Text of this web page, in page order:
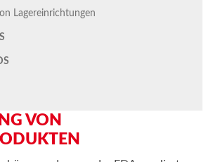
Lagereinrichtungen
VON